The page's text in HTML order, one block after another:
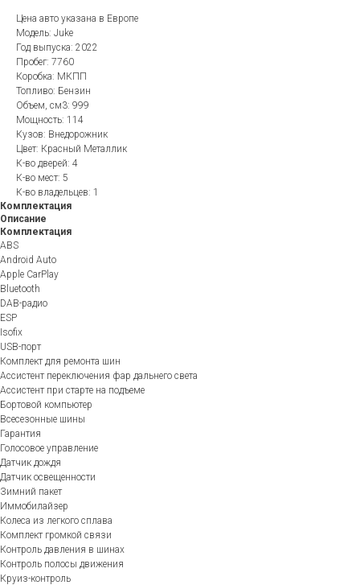
Цена авто указана в Европе
Модель: Juke
Год выпуска: 2022
Пробег: 7760
Коробка: МКПП
Топливо: Бензин
Объем, см3: 999
Мощность: 114
Кузов: Внедорожник
Цвет: Красный Металлик
К-во дверей: 4
К-во мест: 5
К-во владельцев: 1
Комплектация
Описание
Комплектация
ABS
Android Auto
Apple CarPlay
Bluetooth
DAB-радио
ESP
Isofix
USB-порт
Комплект для ремонта шин
Ассистент переключения фар дальнего света
Ассистент при старте на подъеме
Бортовой компьютер
Всесезонные шины
Гарантия
Голосовое управление
Датчик дождя
Датчик освещенности
Зимний пакет
Иммобилайзер
Колеса из легкого сплава
Комплект громкой связи
Контроль давления в шинах
Контроль полосы движения
Круиз-контроль